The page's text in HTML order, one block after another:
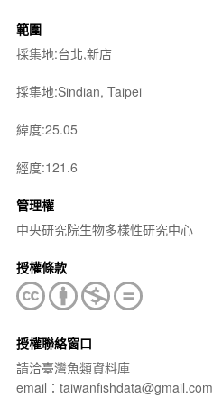
範圍
採集地:台北,新店
採集地:Sindian, Taipei
緯度:25.05
經度:121.6
管理權
中央研究院生物多樣性研究中心
授權條款
授權聯絡窗口
請洽臺灣魚類資料庫
email：taiwanfishdata@gmail.com